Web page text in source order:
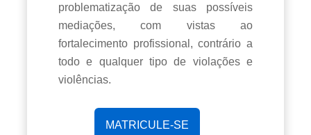
problematização de suas possíveis
mediações, com vistas ao
fortalecimento profissional, contrário a
todo e qualquer tipo de violações e
violências.
MATRICULE-SE